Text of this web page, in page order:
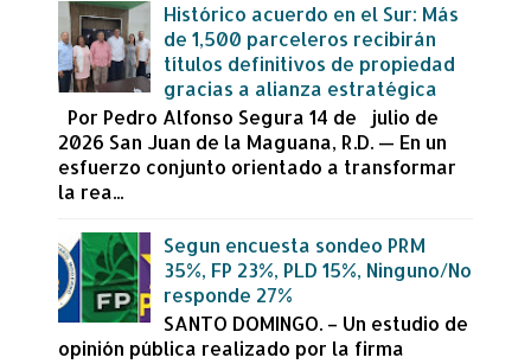
Histórico acuerdo en el Sur: Más
de 1,500 parceleros recibirán
títulos definitivos de propiedad
gracias a alianza estratégica
Por Pedro Alfonso Segura 14 de julio de
2026 San Juan de la Maguana, R.D. — En un
esfuerzo conjunto orientado a transformar
la rea...
Segun encuesta sondeo PRM
35%, FP 23%, PLD 15%, Ninguno/No
responde 27%
SANTO DOMINGO. – Un estudio de
opinión pública realizado por la firma